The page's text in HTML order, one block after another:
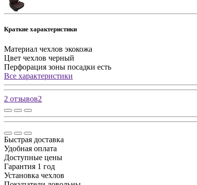
Краткие характеристики
Материал чехлов экокожа
Цвет чехлов черный
Перфорация зоны посадки есть
Все характеристики
2 отзывов2
Быстрая доставка
Удобная оплата
Доступные цены
Гарантия 1 год
Установка чехлов